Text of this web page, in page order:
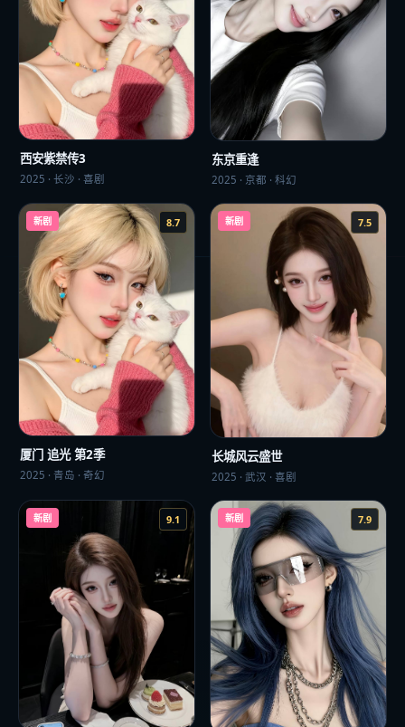
西安紫禁传3
2025 · 长沙 · 喜剧
东京重逢
2025 · 京都 · 科幻
新剧 8.7
厦门 追光 第2季
2025 · 青岛 · 奇幻
新剧 7.5
长城风云盛世
2025 · 武汉 · 喜剧
新剧 9.1 新剧 7.9